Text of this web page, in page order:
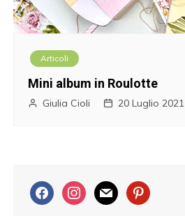
Articoli
Mini album in Roulotte
Giulia Cioli 20 Luglio 2021
f
a
i
n
m
a
p